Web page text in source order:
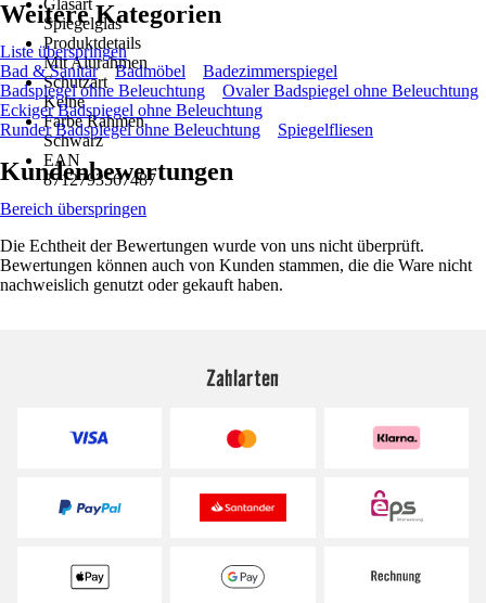
Glasart
Spiegelglas
Produktdetails
Mit Alurahmen
Schutzart
Keine
Farbe Rahmen
Schwarz
EAN
8712793567487
Weitere Kategorien
Liste überspringen
Bad & Sanitär
Badmöbel
Badezimmerspiegel
Badspiegel ohne Beleuchtung
Ovaler Badspiegel ohne Beleuchtung
Eckiger Badspiegel ohne Beleuchtung
Runder Badspiegel ohne Beleuchtung
Spiegelfliesen
Kundenbewertungen
Bereich überspringen
Die Echtheit der Bewertungen wurde von uns nicht überprüft.
Bewertungen können auch von Kunden stammen, die die Ware nicht
nachweislich genutzt oder gekauft haben.
Zahlarten